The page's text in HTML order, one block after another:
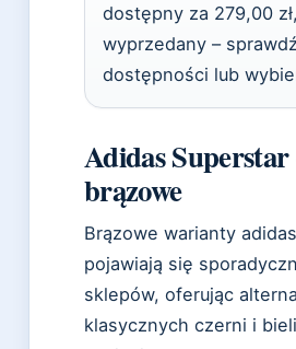
dostępny za 279,00
wyprzedany –
dostępności lub
Adidas
brązowe
Brązowe warianty
pojawiają się
sklepów, oferując
klasycznych czerni i